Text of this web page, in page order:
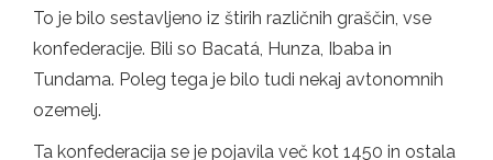
To je bilo sestavljeno iz štirih različnih graščin, vse
konfederacije. Bili so Bacatá, Hunza, Ibaba in
Tundama. Poleg tega je bilo tudi nekaj avtonomnih
ozemelj.
Ta konfederacija se je pojavila več kot 1450 in ostala